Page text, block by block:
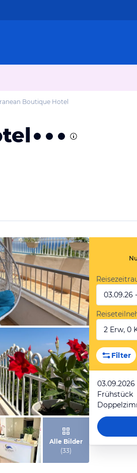
Boutique Hotel
Alle Bilder
(33)
03.09.26
2 Erw, 0
Filter
03.09.2026
Frühstück